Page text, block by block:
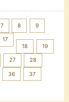
7 8 9
17
18
19
27 28
36 37